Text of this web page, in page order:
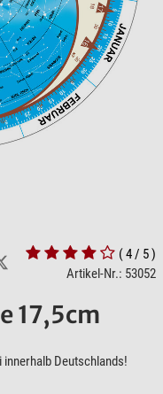
( 4 / 5 )
Artikel-Nr.: 53052
17,5cm
Deutschlands!